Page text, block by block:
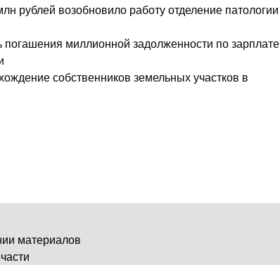
рублей возобновило работу отделение патологии
миллионной задолженности по зарплате
собственников земельных участков в
материалов